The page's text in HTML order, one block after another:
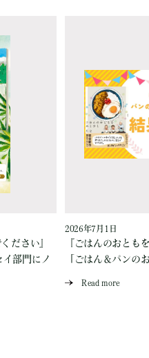
ださい』
イ部門にノ
2026年7月1日
『ごはんのおとも
「ごはん＆パンの
Read more